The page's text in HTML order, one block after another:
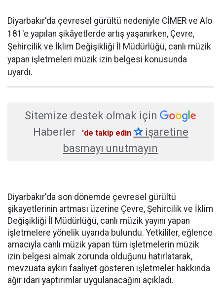
Diyarbakır'da çevresel gürültü nedeniyle CİMER ve Alo
181'e yapılan şikâyetlerde artış yaşanırken, Çevre,
Şehircilik ve İklim Değişikliği İl Müdürlüğü, canlı müzik
yapan işletmeleri müzik izin belgesi konusunda
uyardı.
Sitemize destek olmak için
Haberler
'de takip edin ✰işaretine
basmayı unutmayın
Diyarbakır'da son dönemde çevresel gürültü
şikayetlerinin artması üzerine Çevre, Şehircilik ve İklim
Değişikliği İl Müdürlüğü, canlı müzik yayını yapan
işletmelere yönelik uyarıda bulundu. Yetkililer, eğlence
amacıyla canlı müzik yapan tüm işletmelerin müzik
izin belgesi almak zorunda olduğunu hatırlatarak,
mevzuata aykırı faaliyet gösteren işletmeler hakkında
ağır idari yaptırımlar uygulanacağını açıkladı.